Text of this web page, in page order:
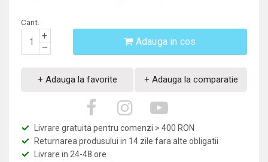
Cant.
+
–
Adauga in cos
+ Adauga la favorite + Adauga la comparatie
Livrare gratuita pentru comenzi > 400 RON
Returnarea produsului in 14 zile fara alte obligatii
Livrare in 24-48 ore